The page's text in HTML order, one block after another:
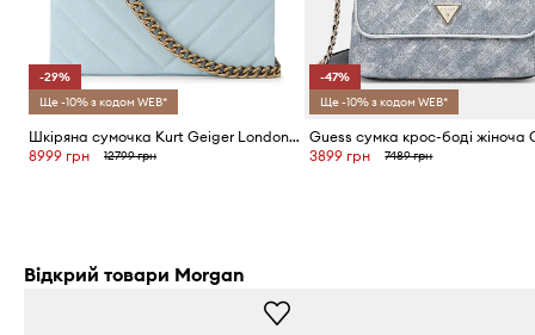
-29%
Ще -10% з кодом WEB*
Шкіряна сумочка Kurt Geiger London Kensington
8999 грн
12799 грн
-47%
Ще -10% з кодом WEB*
3899 грн 7489 грн
Відкрий товари Morgan